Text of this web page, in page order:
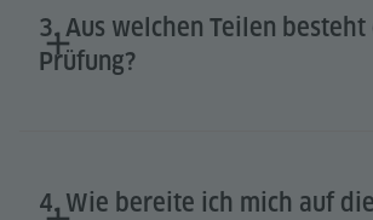
3. Aus welchen Teilen besteht
Prüfung?
4. Wie bereite ich mich auf